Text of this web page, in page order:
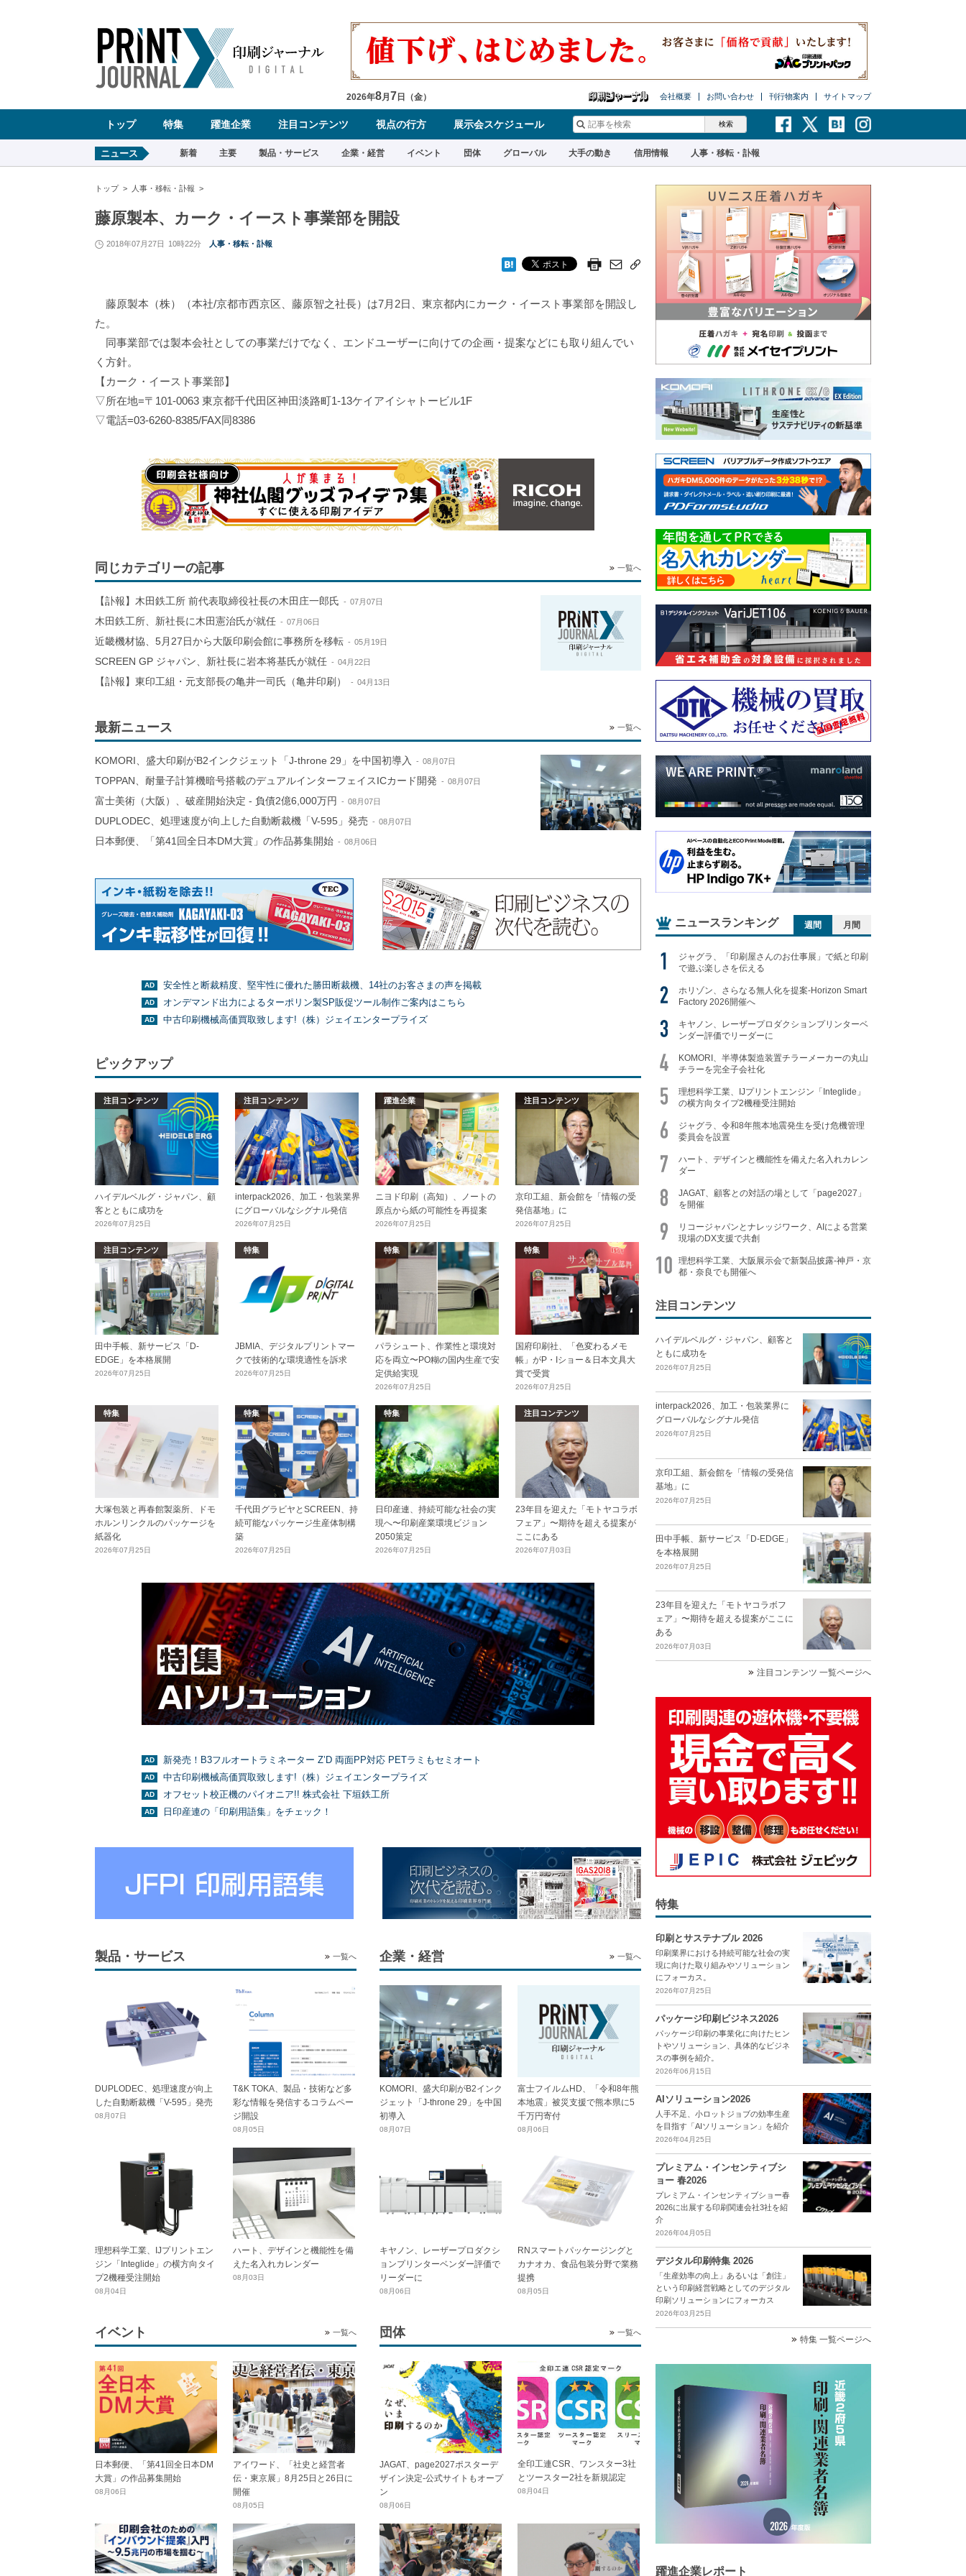
ア
ゲ
ン
2026年8月 7 日（金） 会社概要 お問い合わせ 刊行物案内 サイトマップ
トップ 特集 躍進企業 注目コンテンツ 視点の行方 展示会スケジュール
ニュース 新着 主要 製品・サービス 企業・経営 イベント 団体 グローバル 大手の動き 信用情報 人事・移転・訃報
トップ 人事・移転・訃報
藤原製本、カーク・イースト事業部を開設
2018年07月27日 10時22分 人事・移転・訃報
藤原製本（株）（本社/京都市西京区、藤原智之社長）は7月2日、東京都内にカーク・イースト事業部を開設し
た。
同事業部では製本会社としての事業だけでなく、エンドユーザーに向けての企画・提案などにも取り組んでい
く方針。
【カーク・イースト事業部】
▽所在地=〒101-0063 東京都千代田区神田淡路町1-13ケイアイシャトービル1F
▽電話=03-6260-8385/FAX同8386
同じカテゴリーの記事 一覧へ
【訃報】木田鉄工所 前代表取締役社長の木田庄一郎氏 07月07日
木田鉄工所、新社長に木田憲治氏が就任 07月06日
近畿機材協、5月27日から大阪印刷会館に事務所を移転 05月19日
SCREEN GP ジャパン、新社長に岩本将基氏が就任 04月22日
【訃報】東印工組・元支部長の亀井一司氏（亀井印刷） 04月13日
最新ニュース 一覧へ
KOMORI、盛大印刷がB2インクジェット「J-throne 29」を中国初導入 08月07日
TOPPAN、耐量子計算機暗号搭載のデュアルインターフェイスICカード開発 08月07日
富士美術（大阪）、破産開始決定 - 負債2億6,000万円 08月07日
DUPLODEC、処理速度が向上した自動断裁機「V-595」発売 08月07日
日本郵便、「第41回全日本DM大賞」の作品募集開始 08月06日
安全性と断裁精度、堅牢性に優れた勝田断裁機、14社のお客さまの声を掲載
オンデマンド出力によるターポリン製SP販促ツール制作ご案内はこちら
中古印刷機械高価買取致します!（株）ジェイエンタープライズ
ピックアップ
注目コンテンツ
ハイデルベルグ・ジャパン、顧
客とともに成功を
2026年07月25日
注目コンテンツ
interpack2026、加工・包装業界
にグローバルなシグナル発信
2026年07月25日
躍進企業
ニヨド印刷（高知）、ノートの
原点から紙の可能性を再提案
2026年07月25日
注目コンテンツ
京印工組、新会館を「情報の受
発信基地」に
2026年07月25日
注目コンテンツ
田中手帳、新サービス「D-
EDGE」を本格展開
2026年07月25日
特集
JBMIA、デジタルプリントマー
クで技術的な環境適性を訴求
2026年07月25日
特集
パラシュート、作業性と環境対
応を両立〜PO糊の国内生産で安
定供給実現
2026年07月25日
特集
国府印刷社、「色変わるメモ
帳」がP・Iショー＆日本文具大
賞で受賞
2026年07月25日
特集
大塚包装と再春館製薬所、ドモ
ホルンリンクルのパッケージを
紙器化
2026年07月25日
特集
千代田グラビヤとSCREEN、持
続可能なパッケージ生産体制構
築
2026年07月25日
特集
日印産連、持続可能な社会の実
現へ〜印刷産業環境ビジョン
2050策定
2026年07月25日
注目コンテンツ
23年目を迎えた「モトヤコラボ
フェア」〜期待を超える提案が
ここにある
2026年07月03日
新発売！B3フルオートラミネーター Z’D 両面PP対応 PETラミもセミオート
中古印刷機械高価買取致します!（株）ジェイエンタープライズ
オフセット校正機のパイオニア!! 株式会社 下垣鉄工所
日印産連の「印刷用語集」をチェック！
製品・サービス 一覧へ
DUPLODEC、処理速度が向上
した自動断裁機「V-595」発売
08月07日
T&K TOKA、製品・技術など多
彩な情報を発信するコラムペー
ジ開設
08月05日
理想科学工業、IJプリントエン
ジン「Integlide」の横方向タイ
プ2機種受注開始
08月04日
ハート、デザインと機能性を備
えた名入れカレンダー
08月03日
企業・経営 一覧へ
KOMORI、盛大印刷がB2インク
ジェット「J-throne 29」を中国
初導入
08月07日
富士フイルムHD、「令和8年熊
本地震」被災支援で熊本県に5
千万円寄付
08月06日
キヤノン、レーザープロダクシ
ョンプリンターベンダー評価で
リーダーに
08月06日
RNスマートパッケージングと
カナオカ、食品包装分野で業務
提携
08月05日
イベント 一覧へ
日本郵便、「第41回全日本DM
大賞」の作品募集開始
08月06日
アイワード、「社史と経営者
伝・東京展」8月25日と26日に
開催
08月05日
団体 一覧へ
JAGAT、page2027ポスターデ
ザイン決定-公式サイトもオープ
ン
08月06日
全印工連CSR、ワンスター3社
とツースター2社を新規認定
08月04日
ニュースランキング 週間 月間
ジャグラ、「印刷屋さんのお仕事展」で紙と印刷
で遊ぶ楽しさを伝える
ホリゾン、さらなる無人化を提案-Horizon Smart
Factory 2026開催へ
キヤノン、レーザープロダクションプリンターベ
ンダー評価でリーダーに
KOMORI、半導体製造装置チラーメーカーの丸山
チラーを完全子会社化
理想科学工業、IJプリントエンジン「Integlide」
の横方向タイプ2機種受注開始
ジャグラ、令和8年熊本地震発生を受け危機管理
委員会を設置
ハート、デザインと機能性を備えた名入れカレン
ダー
JAGAT、顧客との対話の場として「page2027」
を開催
リコージャパンとナレッジワーク、AIによる営業
現場のDX支援で共創
理想科学工業、大阪展示会で新製品披露-神戸・京
都・奈良でも開催へ
注目コンテンツ
ハイデルベルグ・ジャパン、顧客と
ともに成功を
2026年07月25日
interpack2026、加工・包装業界に
グローバルなシグナル発信
2026年07月25日
京印工組、新会館を「情報の受発信
基地」に
2026年07月25日
田中手帳、新サービス「D-EDGE」
を本格展開
2026年07月25日
23年目を迎えた「モトヤコラボフ
ェア」〜期待を超える提案がここに
ある
2026年07月03日
注目コンテンツ 一覧ページへ
特集
印刷とサステナブル 2026
印刷業界における持続可能な社会の実
現に向けた取り組みやソリューション
にフォーカス。
2026年07月25日
パッケージ印刷ビジネス2026
パッケージ印刷の事業化に向けたヒン
トやソリューション、具体的なビジネ
スの事例を紹介。
2026年06月15日
AIソリューション2026
人手不足、小ロットジョブの効率生産
を目指す「AIソリューション」を紹介
2026年04月25日
プレミアム・インセンティブシ
ョー 春2026
プレミアム・インセンティブショー春
2026に出展する印刷関連会社3社を紹
介
2026年04月05日
デジタル印刷特集 2026
「生産効率の向上」あるいは「創注」
という印刷経営戦略としてのデジタル
印刷ソリューションにフォーカス
2026年03月25日
特集 一覧ページへ
躍進企業レポート